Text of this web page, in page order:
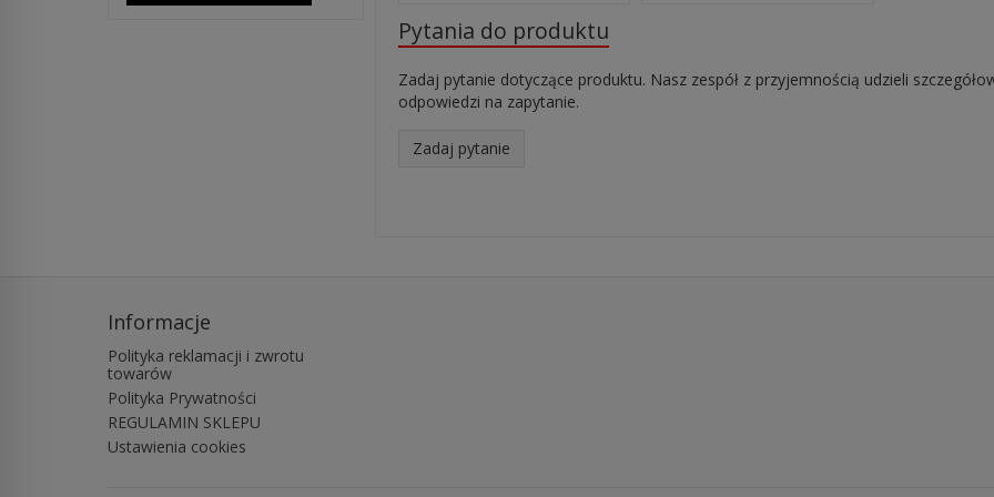
Pytania do produktu
Zadaj pytanie dotyczące produktu. Nasz zespół z przyjemnością udzieli
odpowiedzi na zapytanie.
Zadaj pytanie
Informacje
Polityka reklamacji i zwrotu
towarów
Polityka Prywatności
REGULAMIN SKLEPU
Ustawienia cookies